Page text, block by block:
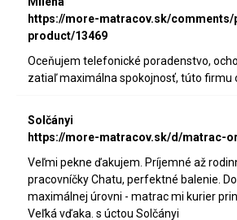
https://more-matracov.sk/
product/13469
Oceňujem telefonické poradenstvo,
zatiaľ maximálna spokojnosť, túto firmu
Solčányi
https://more-matracov.sk/d/matrac-
Veľmi pekne ďakujem. Príjemné až
pracovníčky Chatu, perfektné balenie.
maximálnej úrovni - matrac mi kurier
Veľká vďaka. s úctou Solčányi